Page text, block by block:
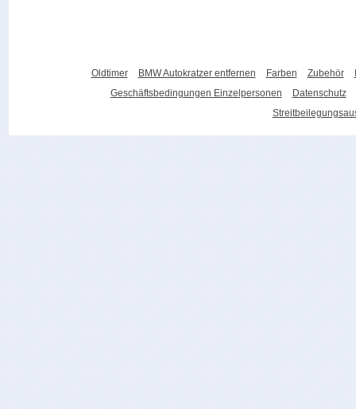
Oldtimer BMW Autokratzer entfernen Farben Zubehör
Geschäftsbedingungen Einzelpersonen
Datenschutz